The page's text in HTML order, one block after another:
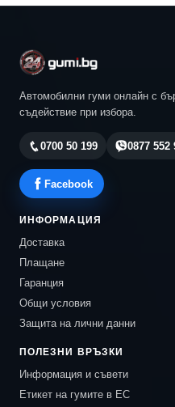
Автомобилни гуми онлайн с
съдействие при избора.
0700 50 199 0877 552
Facebook
ИНФОРМАЦИЯ
Доставка
Плащане
Гаранция
Общи условия
Защита на лични данни
ПОЛЕЗНИ ВРЪЗКИ
Информация и съвети
Етикет на гумите в ЕС